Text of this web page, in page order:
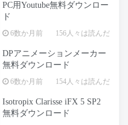
PC用Youtube無料ダウンロー
ド
6数か月前 156人々は読んだ
DPアニメーションメーカー
無料ダウンロード
6数か月前 154人々は読んだ
Isotropix Clarisse iFX 5 SP2
無料ダウンロード